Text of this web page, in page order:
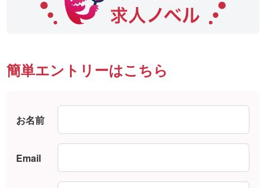
簡単エントリーはこちら
お名前
Email